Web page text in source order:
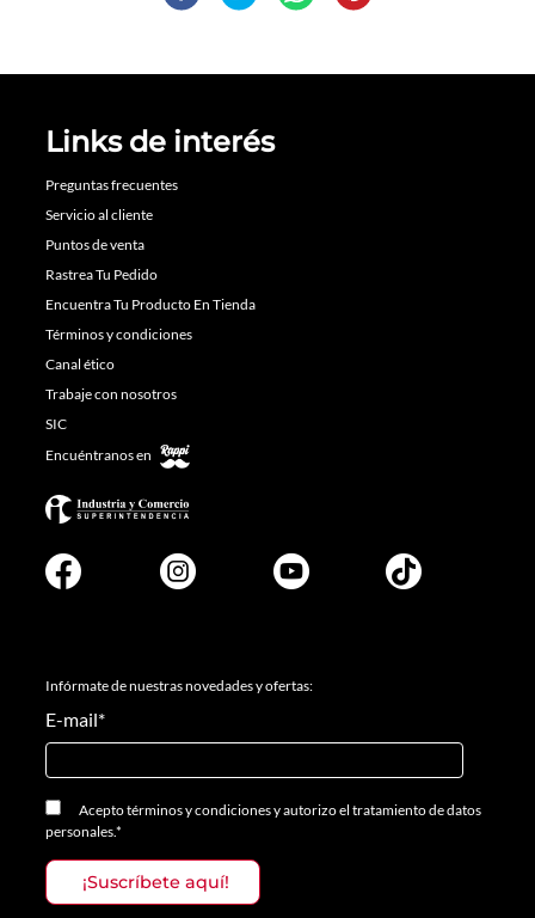
Links de interés
Preguntas frecuentes
Servicio al cliente
Puntos de venta
Rastrea Tu Pedido
Encuentra Tu Producto En Tienda
Términos y condiciones
Canal ético
Trabaje con nosotros
SIC
Encuéntranos en
Infórmate de nuestras novedades y ofertas:
E-mail*
Aceptotérminos y condicionesyautorizo el tratamiento de datos
personales.*